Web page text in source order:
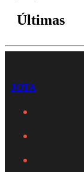
Últimas
JOTA